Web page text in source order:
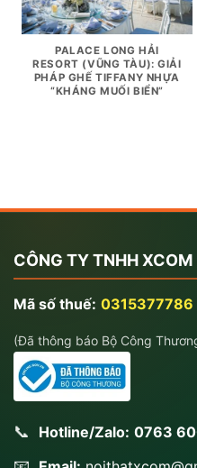
PALACE LONG HẢI
RESORT (VŨNG TÀU): GIẢI
PHÁP GHẾ TIFFANY NHỰA
“KHÁNG MUỐI BIỂN”
CÔNG TY TNHH XCOM
Mã số thuế: 0315377786
(Đã thông báo Bộ Công
📞 Hotline/Zalo: 0763